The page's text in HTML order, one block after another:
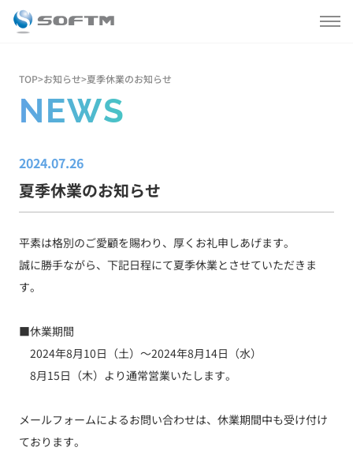
会社情報
事業内容
製品情報
お知らせ
06-6882-1171
平日 9:00～18:00
TOP>お知らせ>夏季休業のお知らせ
NEWS
2024.07.26
夏季休業のお知らせ
平素は格別のご愛顧を賜わり、厚くお礼申しあげます。
誠に勝手ながら、下記日程にて夏季休業とさせていただきま
す。
■休業期間
2024年8月10日（土）～2024年8月14日（水）
8月15日（木）より通常営業いたします。
メールフォームによるお問い合わせは、休業期間中も受け付け
ております。